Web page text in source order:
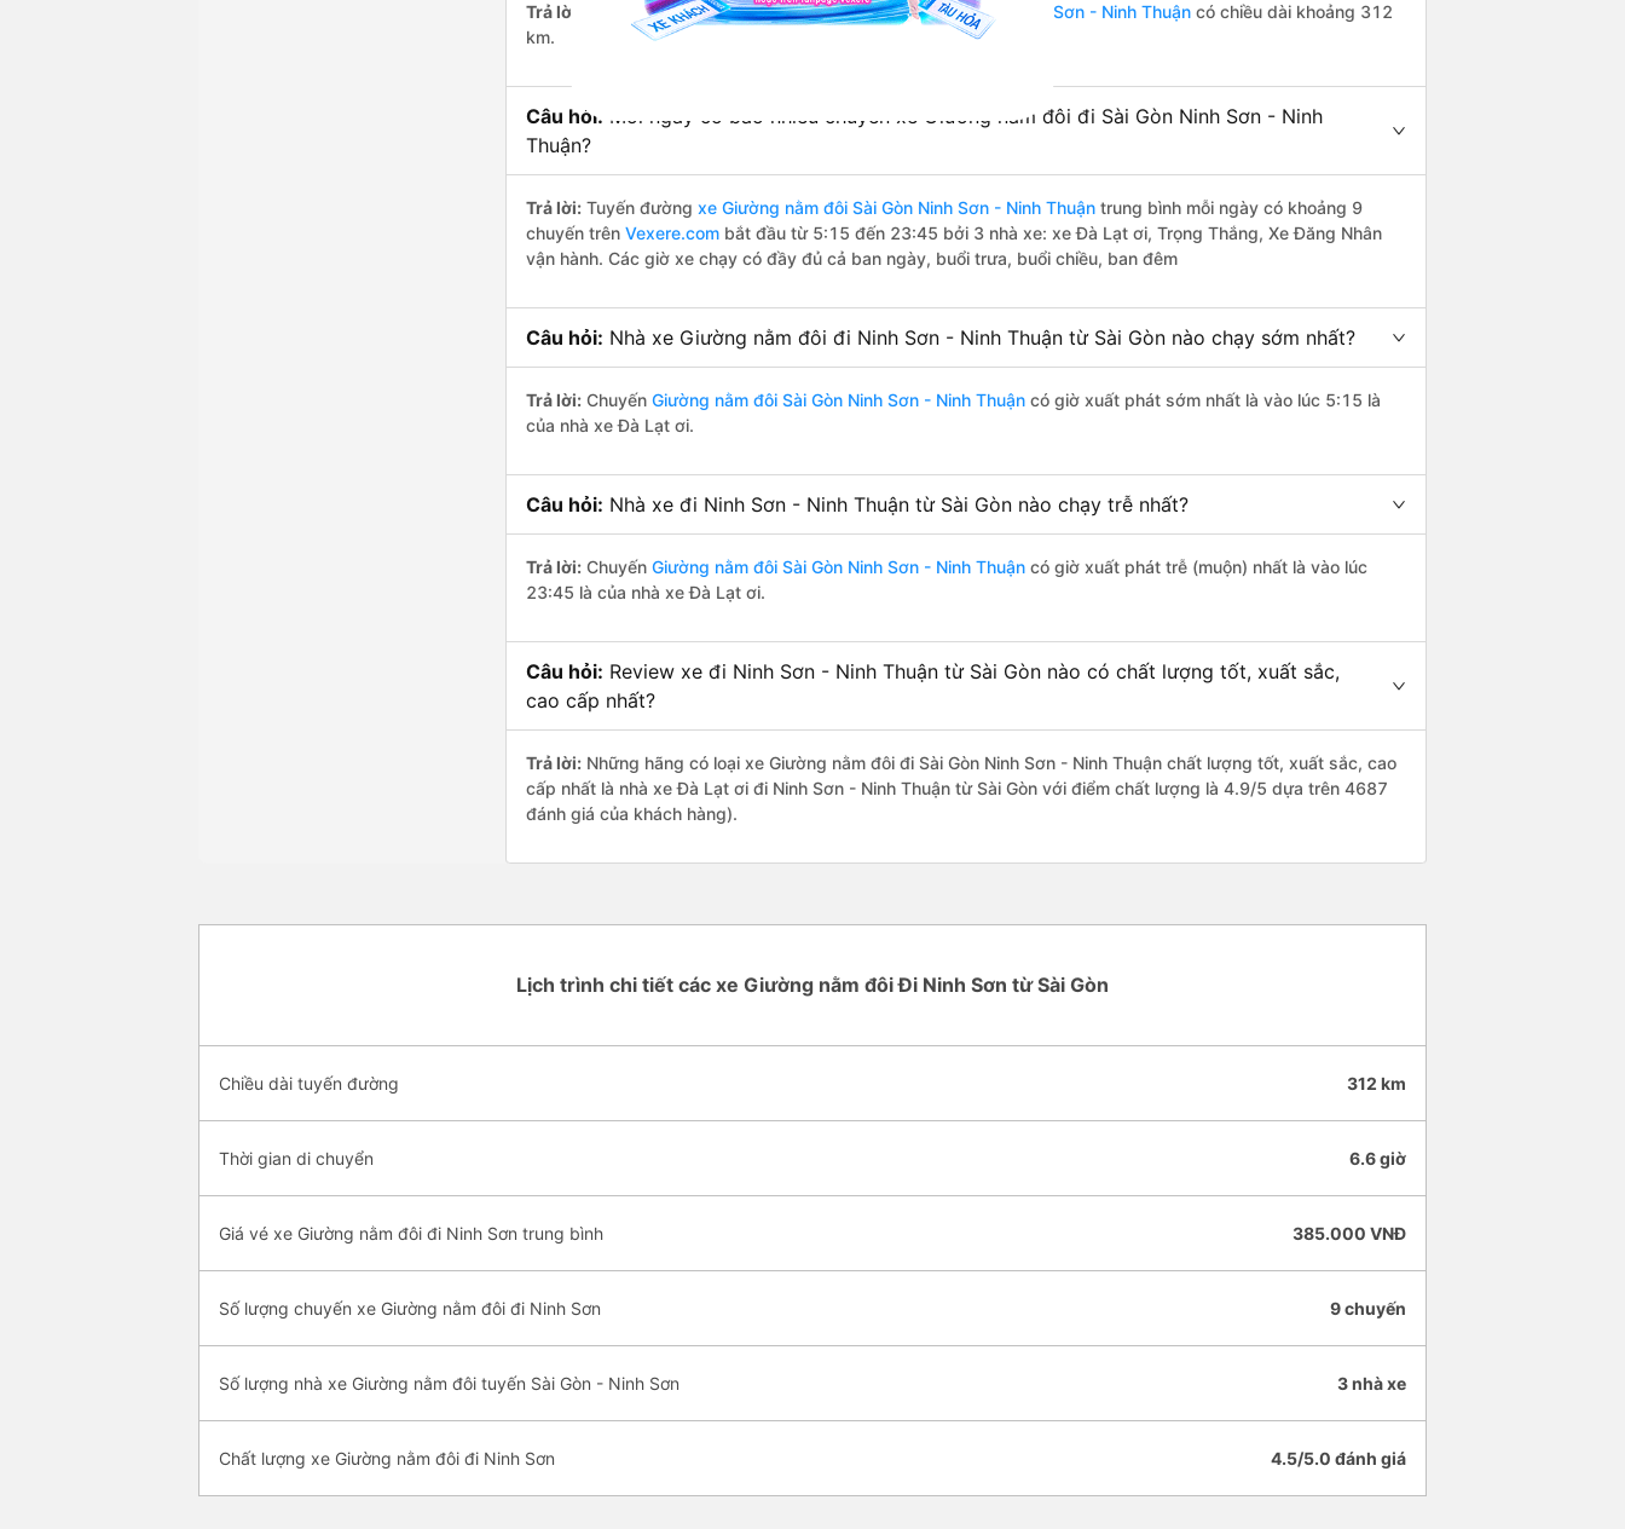
Trả lời: Đường di chuyển bằngxe Giường nằm đôi đi Sài Gòn Ninh Sơn - Ninh Thuận có chiều dài khoảng 312
km.
Câu hỏi: Mỗi ngày có bao nhiêu chuyến xe Giường nằm đôi đi Sài Gòn Ninh Sơn - Ninh
Thuận?
Trả lời: Tuyến đường xe Giường nằm đôi Sài Gòn Ninh Sơn - Ninh Thuận trung bình mỗi ngày có khoảng 9
chuyến trên Vexere.com bắt đầu từ 5:15 đến 23:45 bởi 3 nhà xe: xe Đà Lạt ơi, Trọng Thắng, Xe Đăng Nhân
vận hành. Các giờ xe chạy có đầy đủ cả ban ngày, buổi trưa, buổi chiều, ban đêm
Câu hỏi: Nhà xe Giường nằm đôi đi Ninh Sơn - Ninh Thuận từ Sài Gòn nào chạy sớm nhất?
Trả lời: Chuyến Giường nằm đôi Sài Gòn Ninh Sơn - Ninh Thuận có giờ xuất phát sớm nhất là vào lúc 5:15 là
của nhà xe Đà Lạt ơi.
Câu hỏi: Nhà xe đi Ninh Sơn - Ninh Thuận từ Sài Gòn nào chạy trễ nhất?
Trả lời: Chuyến Giường nằm đôi Sài Gòn Ninh Sơn - Ninh Thuận có giờ xuất phát trễ (muộn) nhất là vào lúc
23:45 là của nhà xe Đà Lạt ơi.
Câu hỏi: Review xe đi Ninh Sơn - Ninh Thuận từ Sài Gòn nào có chất lượng tốt, xuất sắc,
cao cấp nhất?
Trả lời: Những hãng có loại xe Giường nằm đôi đi Sài Gòn Ninh Sơn - Ninh Thuận chất lượng tốt, xuất sắc, cao
cấp nhất là nhà xe Đà Lạt ơi đi Ninh Sơn - Ninh Thuận từ Sài Gòn với điểm chất lượng là 4.9/5 dựa trên 4687
đánh giá của khách hàng).
Lịch trình chi tiết các xe Giường nằm đôi Đi Ninh Sơn từ Sài Gòn
Chiều dài tuyến đường 312 km
Thời gian di chuyển 6.6 giờ
Giá vé xe Giường nằm đôi đi Ninh Sơn trung bình 385.000 VNĐ
Số lượng chuyến xe Giường nằm đôi đi Ninh Sơn 9 chuyến
Số lượng nhà xe Giường nằm đôi tuyến Sài Gòn - Ninh Sơn 3 nhà xe
Chất lượng xe Giường nằm đôi đi Ninh Sơn 4.5/5.0 đánh giá